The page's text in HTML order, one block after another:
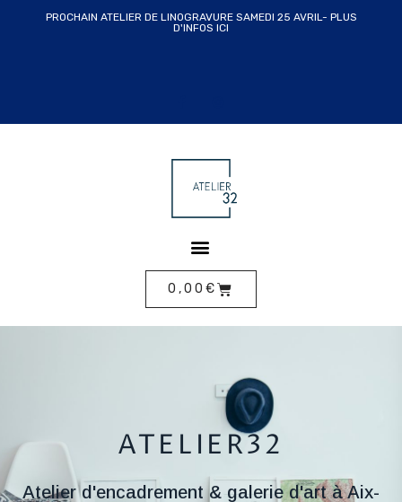
PROCHAIN ATELIER DE LINOGRAVURE SAMEDI 25 AVRIL- PLUS
D'INFOS ICI
0,00 €
ATELIER32
Atelier d'encadrement & galerie d'art à Aix-